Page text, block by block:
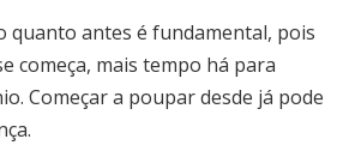
quanto antes é fundamental, pois
começa, mais tempo há para
Começar a poupar desde já pode